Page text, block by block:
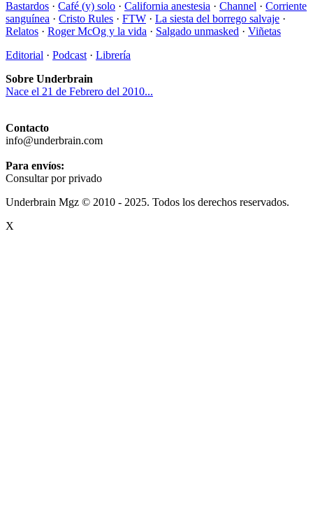
Bastardos · Café (y) solo · California anestesia · Channel · Corriente
sanguínea · Cristo Rules · FTW · La siesta del borrego salvaje ·
Relatos · Roger McOg y la vida · Salgado unmasked · Viñetas
Editorial · Podcast · Librería
Sobre Underbrain
Nace el 21 de Febrero del 2010...
Contacto
info@underbrain.com
Para envíos:
Consultar por privado
Underbrain Mgz © 2010 - 2025. Todos los derechos reservados.
X